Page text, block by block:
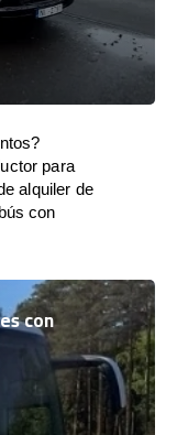
para
alquiler de
con
con